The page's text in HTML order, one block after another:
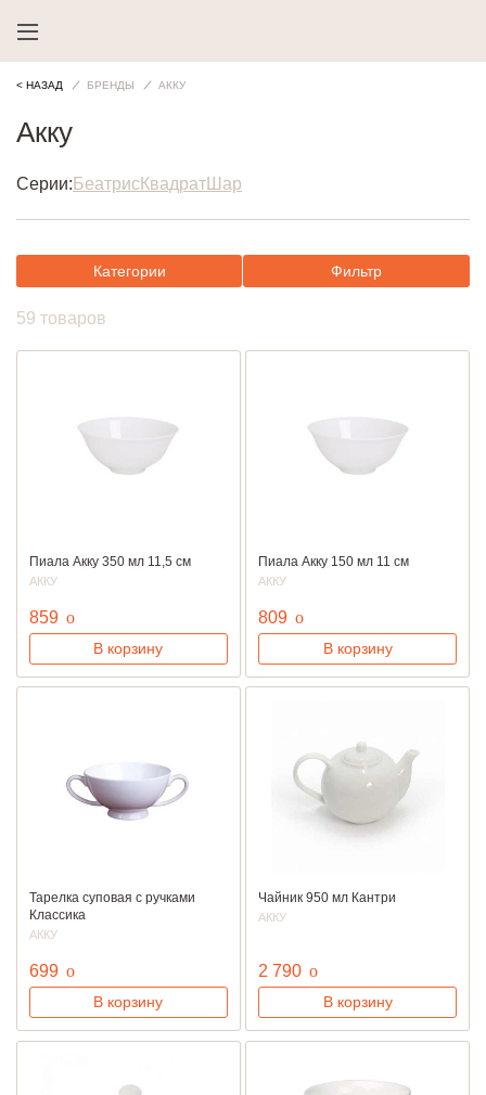
< НАЗАД БРЕНДЫ АККУ
Акку
Серии: БеатрисКвадрат Шар
Категории Фильтр
59 товаров
Пиала Акку 350 мл 11,5 см
АККУ
859 руб.
o
В корзину
Пиала Акку 150 мл 11 см
АККУ
809 руб.
o
В корзину
Тарелка суповая с ручками
Классика
АККУ
699 руб.
o
В корзину
Чайник 950 мл Кантри
АККУ
2 790 руб.
o
В корзину